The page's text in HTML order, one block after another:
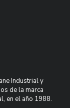
Industrial y
de la marca
en el año 1988.